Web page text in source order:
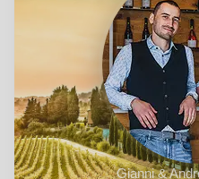
Temperatur von 6 bis 8°C
cremigen Desserts passt.
Gianni &